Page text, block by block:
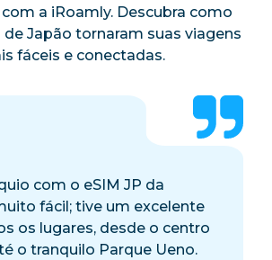
a iRoamly. Descubra como
de Japão tornaram suas viagens
fáceis e conectadas.
com o eSIM JP da
fácil; tive um excelente
os lugares, desde o centro
o tranquilo Parque Ueno.